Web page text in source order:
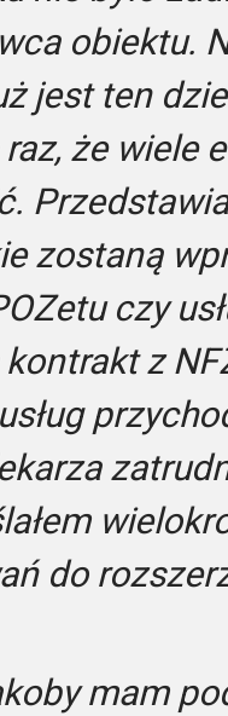
obiektu.
jest ten
że wiele
zostaną
czy
z
do
mam